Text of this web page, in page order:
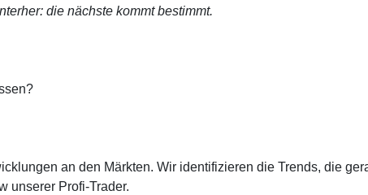
die nächste kommt bestimmt.
an den Märkten. Wir identifizieren die Trends, die
unserer Profi-Trader.